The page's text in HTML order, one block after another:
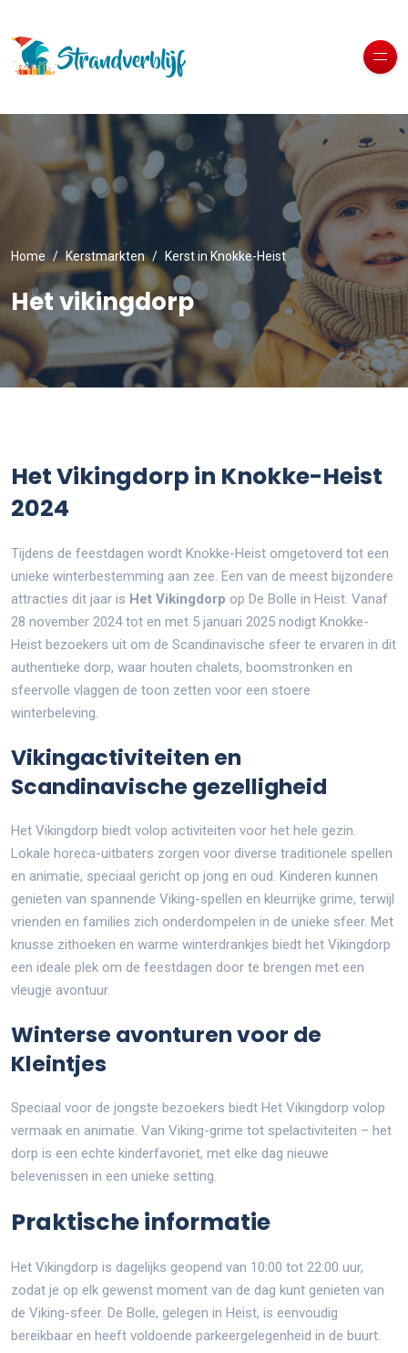
Home Kerstmarkten Kerst in Knokke-Heist
Het vikingdorp
Het Vikingdorp in Knokke-Heist
2024
Tijdens de feestdagen wordt Knokke-Heist omgetoverd tot een
unieke winterbestemming aan zee. Een van de meest bijzondere
attracties dit jaar is Het Vikingdorp op De Bolle in Heist. Vanaf
28 november 2024 tot en met 5 januari 2025 nodigt Knokke-
Heist bezoekers uit om de Scandinavische sfeer te ervaren in dit
authentieke dorp, waar houten chalets, boomstronken en
sfeervolle vlaggen de toon zetten voor een stoere
winterbeleving.
Vikingactiviteiten en
Scandinavische gezelligheid
Het Vikingdorp biedt volop activiteiten voor het hele gezin.
Lokale horeca-uitbaters zorgen voor diverse traditionele spellen
en animatie, speciaal gericht op jong en oud. Kinderen kunnen
genieten van spannende Viking-spellen en kleurrijke grime, terwijl
vrienden en families zich onderdompelen in de unieke sfeer. Met
knusse zithoeken en warme winterdrankjes biedt het Vikingdorp
een ideale plek om de feestdagen door te brengen met een
vleugje avontuur.
Winterse avonturen voor de
Kleintjes
Speciaal voor de jongste bezoekers biedt Het Vikingdorp volop
vermaak en animatie. Van Viking-grime tot spelactiviteiten – het
dorp is een echte kinderfavoriet, met elke dag nieuwe
belevenissen in een unieke setting.
Praktische informatie
Het Vikingdorp is dagelijks geopend van 10:00 tot 22:00 uur,
zodat je op elk gewenst moment van de dag kunt genieten van
de Viking-sfeer. De Bolle, gelegen in Heist, is eenvoudig
bereikbaar en heeft voldoende parkeergelegenheid in de buurt.